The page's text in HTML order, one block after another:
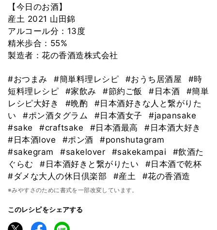
【今日のお酒】
産土 2021 山田錦
アルコール分：13度
精米歩合：55%
製造者：花の香酒造株式会社
#おつまみ #簡単料理レシピ #おうち居酒屋
#時
短料理レシピ
#家飲み #節約ご飯 #日本酒
#簡単
レシピ大好き
#晩酌
#日本酒好きな人と繋がりた
い
#ポン酒タグラム #日本酒女子
#japansake
#sake
#craftsake #日本酒最高
#日本酒大好き
#日本酒love
#ポン酒
#ponshutagram
#sakegram
#sakelover #sakekampai
#飲酒た
ぐらむ
#日本酒好きと繋がりたい
#日本酒で乾杯
#ダメな大人の休日倶楽部
#産土 #花の香酒造
※みやすさのために書式を一部改変しています。
このレシピをシェアする